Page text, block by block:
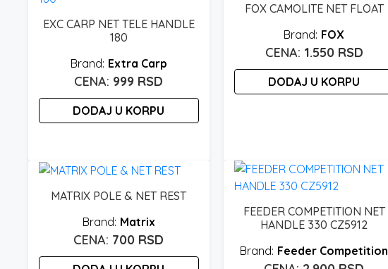
EXC CARP NET TELE HANDLE
180
Extra Carp
999 RSD
DODAJ U KORPU
FOX CAMOLITE NET FLOAT
FOX
1.550 RSD
DODAJ U KORPU
MATRIX POLE & NET REST
Matrix
700 RSD
FEEDER COMPETITION NET
HANDLE 330 CZ5912
Feeder Competition